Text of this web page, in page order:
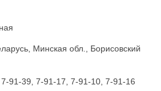
Минская обл., Борисовский
91-39, 7-91-17, 7-91-10, 7-91-16